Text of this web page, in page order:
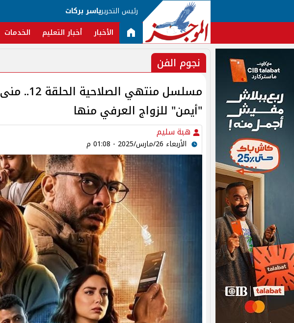
رئيس التحريرياسر بركات
الأخبار أخبار التعليم الخدمات
نجوم الفن
مسلسل
"أيمن" للزواج العرفي منها
هبة سليم
الأربعاء 26/مارس/2025 - 01:08 م